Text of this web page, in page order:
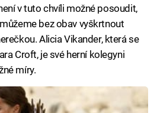
v tuto chvíli možné posoudit,
bez obav vyškrtnout
Alicia Vikander, která se
Croft, je své herní kolegyni
míry.